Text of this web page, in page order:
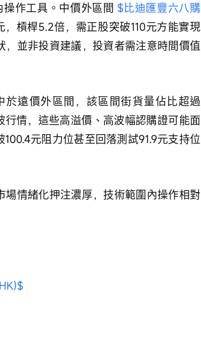
操作工具。中價外區間 $比迪匯豐六八購
槓桿5.2倍，需正股突破110元方能實現
並非投資建議，投資者需注意時間價值
遠價外區間，該區間街貨量佔比超過
情，這些高溢價、高波幅認購證可能面
元阻力位甚至回落測試91.9元支持位
情緒化押注濃厚，技術範圍內操作相對